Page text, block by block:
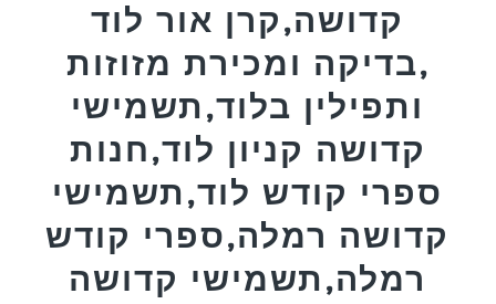
קדושה,קרן אור לוד
,בדיקה ומכירת מזוזות
ותפילין בלוד,תשמישי
קדושה קניון לוד,חנות
ספרי קודש לוד,תשמישי
קדושה רמלה,ספרי קודש
רמלה,תשמישי קדושה